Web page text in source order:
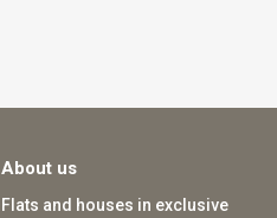
About us
Flats and houses in exclusive